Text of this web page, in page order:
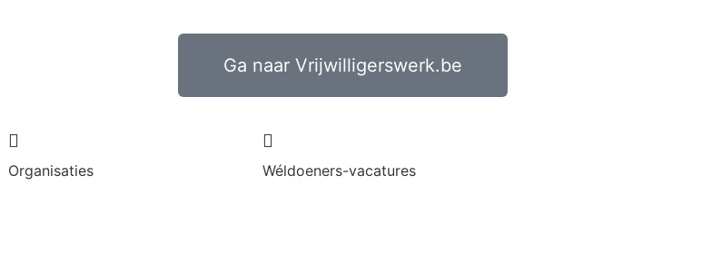
Ga naar Vrijwilligerswerk.be
Organisaties Wéldoeners-vacatures